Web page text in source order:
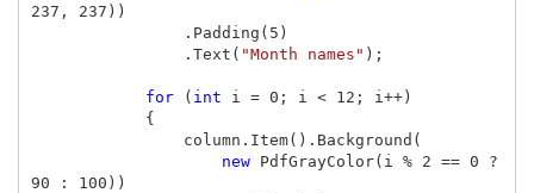
237 , 237 ))
. Padding ( 5 )
. Text ( "Month names" );
for ( int i = 0 ; i < 12 ; i ++)
{
column . Item(). Background (
new
PdfGrayColor( i % 2 == 0
?
90
: 100 ))